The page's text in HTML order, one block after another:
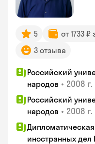
5 от 1733 ₽
3 отзыва
Российский
народов • 2008 г.
Российский
народов • 2008 г.
иностранных дел